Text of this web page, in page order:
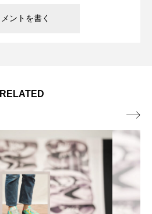
RELATED
